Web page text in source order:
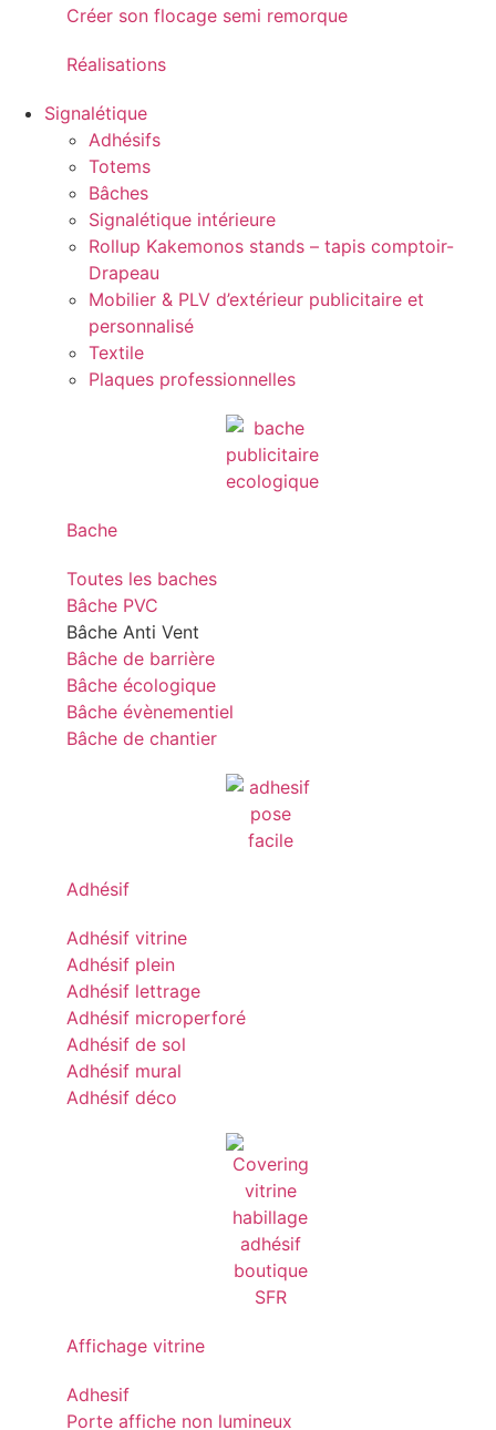
Créer son flocage semi remorque
Réalisations
Signalétique
Adhésifs
Totems
Bâches
Signalétique intérieure
Rollup Kakemonos stands – tapis comptoir-
Drapeau
Mobilier & PLV d’extérieur publicitaire et
personnalisé
Textile
Plaques professionnelles
Bache
Toutes les baches
Bâche PVC
Bâche Anti Vent
Bâche de barrière
Bâche écologique
Bâche évènementiel
Bâche de chantier
Adhésif
Adhésif vitrine
Adhésif plein
Adhésif lettrage
Adhésif microperforé
Adhésif de sol
Adhésif mural
Adhésif déco
Affichage vitrine
Adhesif
Porte affiche non lumineux